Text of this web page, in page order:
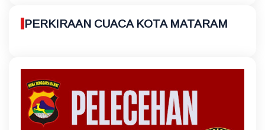
PERKIRAAN CUACA KOTA MATARAM